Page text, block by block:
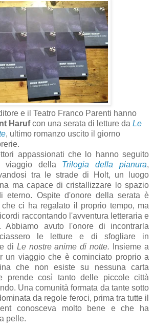
e il Teatro Franco Parenti hanno
Harufcon una serata di letture da Le
, ultimo romanzo uscito il giorno
appassionati che lo hanno seguito
viaggio della Trilogia della pianura,
tra le strade di Holt, un luogo
ma capace di cristallizzare lo spazio
eterno. Ospite d'onore della serata è
ci ha regalato il proprio tempo, ma
raccontando l'avventura letteraria e
Abbiamo avuto l'onore di incontrarla
le letture e di sfogliare in
di Le nostre anime di notte. Insieme a
un viaggio che è cominciato proprio a
che non esiste su nessuna carta
prende così tanto delle piccole città
Una comunità formata da tante sotto
da regole feroci, prima tra tutte il
conosceva molto bene e che ha
pelle.